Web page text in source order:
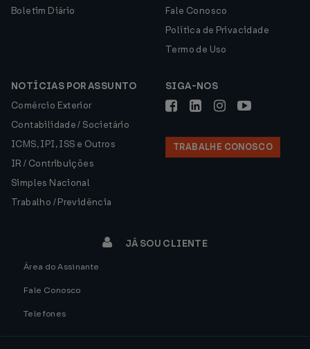
Boletim Diário
Fale Conosco
Política de Privacidade
Termo de Uso
NOTÍCIAS POR ASSUNTO
Comércio Exterior
Contabilidade / Societário
ICMS, IPI, ISS e Outros
IR / Contribuições
Simples Nacional
Trabalho / Previdência
SIGA-NOS
TRABALHE CONOSCO
JÁ SOU CLIENTE
Área do Assinante
Fale Conosco
Telefones